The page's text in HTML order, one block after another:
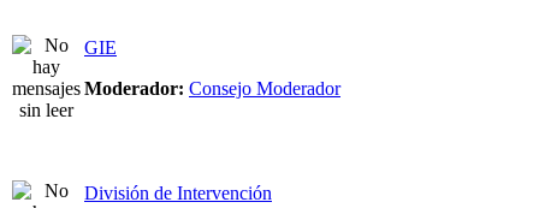
GIE
Moderador: Consejo Moderador
División de Intervención